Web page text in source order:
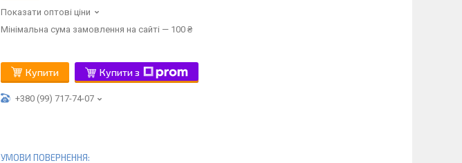
Показати оптові ціни
Мінімальна сума замовлення на сайті — 100 ₴
Купити Купити з
+380 (99) 717-74-07